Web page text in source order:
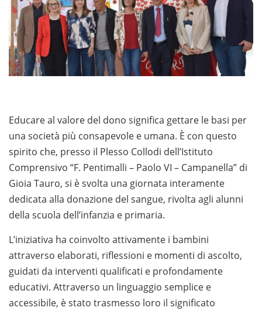
Educare al valore del dono significa gettare le basi per
una società più consapevole e umana. È con questo
spirito che, presso il Plesso Collodi dell’Istituto
Comprensivo “F. Pentimalli – Paolo VI – Campanella” di
Gioia Tauro, si è svolta una giornata interamente
dedicata alla donazione del sangue, rivolta agli alunni
della scuola dell’infanzia e primaria.
L’iniziativa ha coinvolto attivamente i bambini
attraverso elaborati, riflessioni e momenti di ascolto,
guidati da interventi qualificati e profondamente
educativi. Attraverso un linguaggio semplice e
accessibile, è stato trasmesso loro il significato